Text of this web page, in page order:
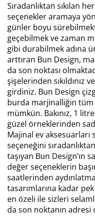
Sıradanlıktan sıkılan
seçenekler aramaya
günler boyu
geçebilmek ve zaman
gibi durabilmek adına
arttıran Bun Design,
da son noktası
şişelerinden sıkıldınız
girdiniz. Bun Design
burda marjinalliğin tüm
mümkün. Bakınız, 1
güzel örneklerinden
Majinal ev aksesuarları
seçeneğini
taşıyan Bun Design’ın
değer seçeneklerin
saatlerinden
tasarımlarına kadar
en özeli ile sizleri
da son noktanın